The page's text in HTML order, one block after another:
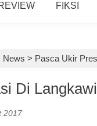
FIKSI
News > Pasca Ukir
Di
2017